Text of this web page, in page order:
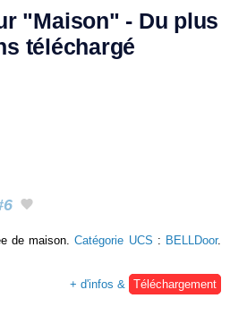
"Maison" - Du plus
téléchargé
de maison.Catégorie UCS : BELLDoor.
+ d'infos &
Téléchargement